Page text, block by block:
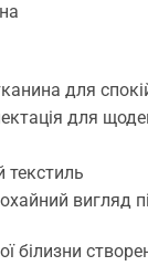
для
для
текстиль
вигляд
білизни